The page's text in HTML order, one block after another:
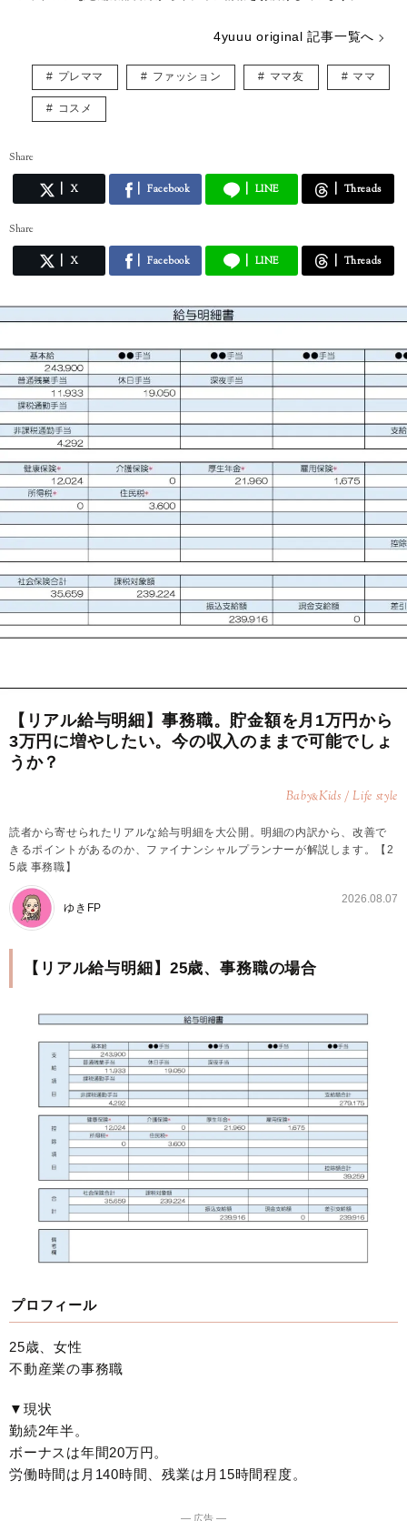
4yuuu original 記事一覧へ
プレママ ファッション ママ友 ママ
コスメ
Share
X Facebook LINE Threads
Share
X Facebook LINE Threads
【リアル給与明細】事務職。貯金額を月1万円から
3万円に増やしたい。今の収入のままで可能でしょ
うか？
Baby&Kids / Life style
読者から寄せられたリアルな給与明細を大公開。明細の内訳から、改善で
きるポイントがあるのか、ファイナンシャルプランナーが解説します。【2
5歳 事務職】
ゆきFP
2026.08.07
【リアル給与明細】25歳、事務職の場合
プロフィール
25歳、女性
不動産業の事務職
▼現状
勤続2年半。
ボーナスは年間20万円。
労働時間は月140時間、残業は月15時間程度。
― 広告 ―